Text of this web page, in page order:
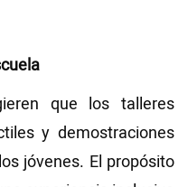
que los talleres
y demostraciones
jóvenes. El propósito